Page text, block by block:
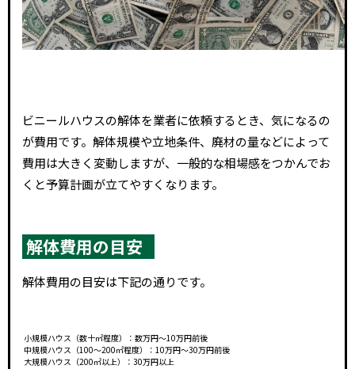
ビニールハウスの解体を業者に依頼するとき、気になるの
が費用です。解体規模や立地条件、廃材の量などによって
費用は大きく変動しますが、一般的な相場感をつかんでお
くと予算計画が立てやすくなります。
解体費用の目安
解体費用の目安は下記の通りです。
小規模ハウス（数十㎡程度）：数万円～10万円前後
中規模ハウス（100～200㎡程度）：10万円～30万円前後
大規模ハウス（200㎡以上）：30万円以上